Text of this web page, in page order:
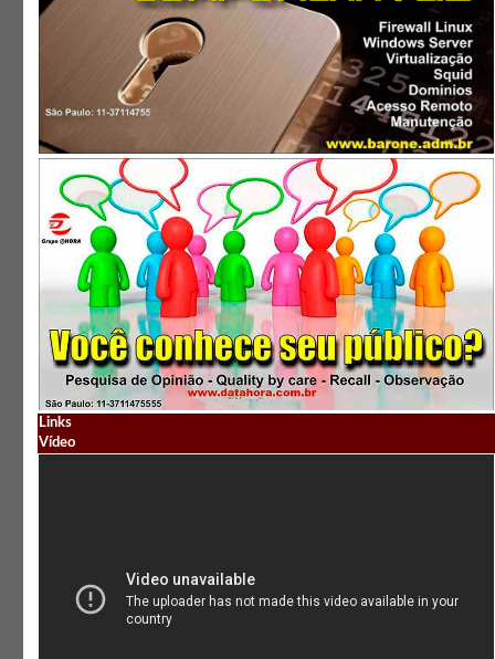
Links
Vídeo